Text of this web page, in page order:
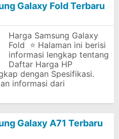
Galaxy Fold Terbaru
Harga Samsung Galaxy
Fold ⭐ Halaman ini berisi
informasi lengkap tentang
Daftar Harga HP
dengan Spesifikasi.
informasi dari
Galaxy A71 Terbaru